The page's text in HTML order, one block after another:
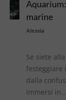
marine
Alessia
Se siete
festeggiare
dalla
immersi in...